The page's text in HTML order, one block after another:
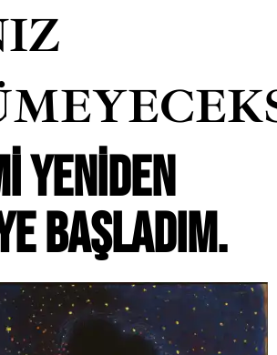
YENIDEN
BAŞLADIM.